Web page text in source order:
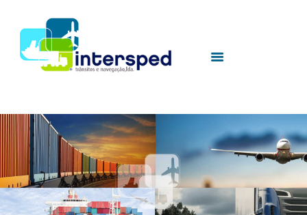
SOBRE NÓS
SERVIÇOS
UTILIDADES
CONTACTOS